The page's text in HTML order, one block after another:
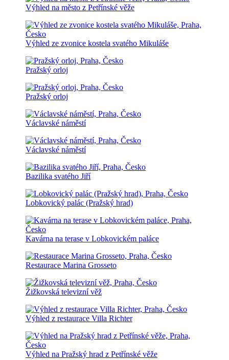
Výhled na město z Petřínské věže
Výhled ze zvonice kostela svatého Mikuláše
Pražský orloj
Pražský orloj
Václavské náměstí
Václavské náměstí
Bazilika svatého Jiří
Lobkovický palác (Pražský hrad)
Kavárna na terase v Lobkovickém paláce
Restaurace Marina Grosseto
Žižkovská televizní věž
Výhled z restaurace Villa Richter
Výhled na Pražský hrad z Petřínské věže